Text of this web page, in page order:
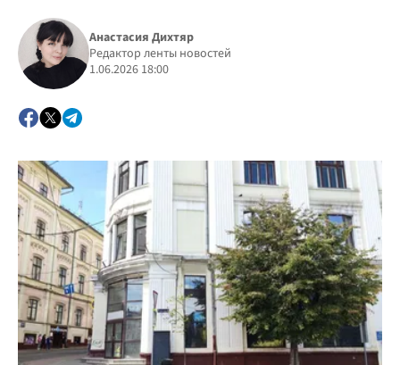
Анастасия Дихтяр
Редактор ленты новостей
1.06.2026 18:00